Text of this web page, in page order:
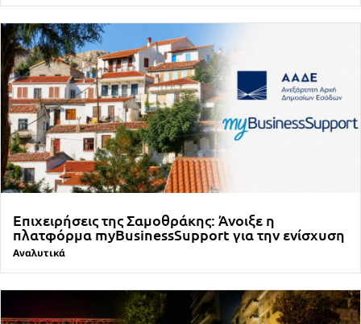
Επιχειρήσεις της Σαμοθράκης: Άνοιξε η
πλατφόρμα myBusinessSupport για την ενίσχυση
Αναλυτικά